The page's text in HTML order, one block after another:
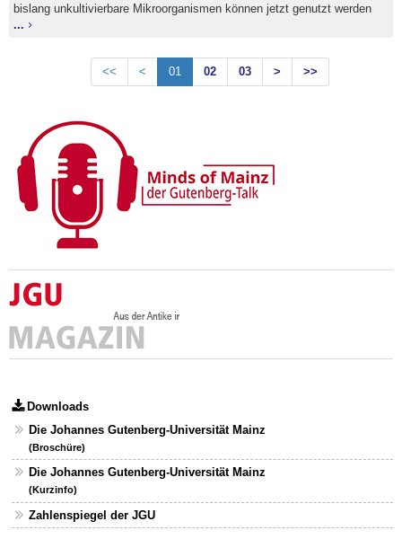
bislang unkultivierbare Mikroorganismen können jetzt genutzt werden
...
<< < 01 02 03 > >>
Downloads
Die Johannes Gutenberg-Universität Mainz
(Broschüre)
Die Johannes Gutenberg-Universität Mainz
(Kurzinfo)
Zahlenspiegel der JGU